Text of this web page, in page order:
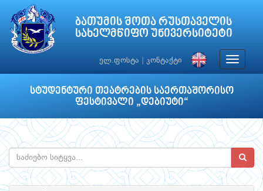
ბათუმის შოთა რუსთაველის
სახელმწიფო უნივერსიტეტი
ელ.ფოსტა კონტაქტი
Toggle
სტუდენტური თეატრების საერთაშორისო
ფესტივალი „დებიუტი“